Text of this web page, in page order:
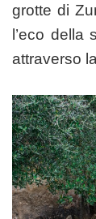
grotte di
l’eco della
attraverso